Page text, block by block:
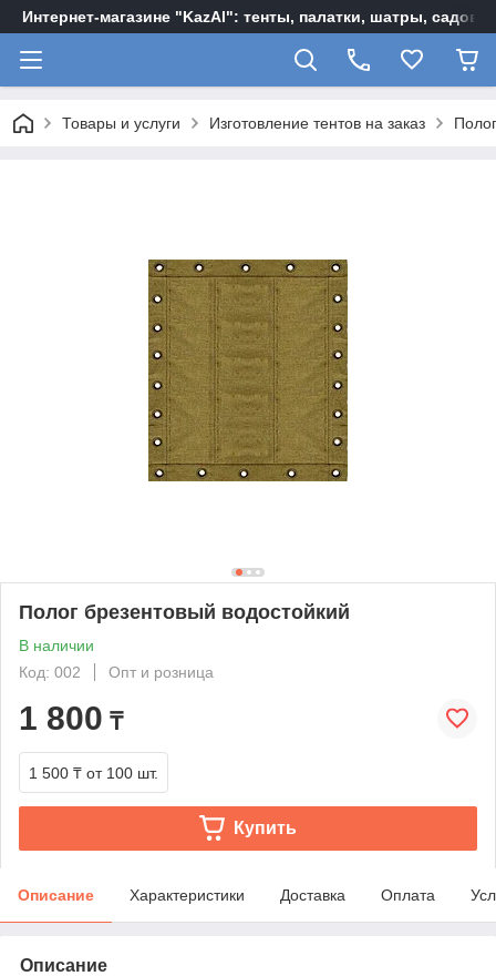
Интернет-магазине "KazAl": тенты, палатки, шатры,
Товары и услуги Изготовление тентов на заказ
Полог брезентовый водостойкий
В наличии
Код: 002
Опт и розница
1 800 ₸
1 500 ₸ от 100 шт.
Купить
Описание Характеристики Доставка Оплата
Описание